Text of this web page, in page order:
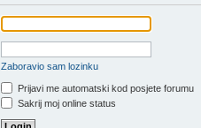
Zaboravio sam lozinku
Prijavi me automatski kod posjete forumu
Sakrij moj online status